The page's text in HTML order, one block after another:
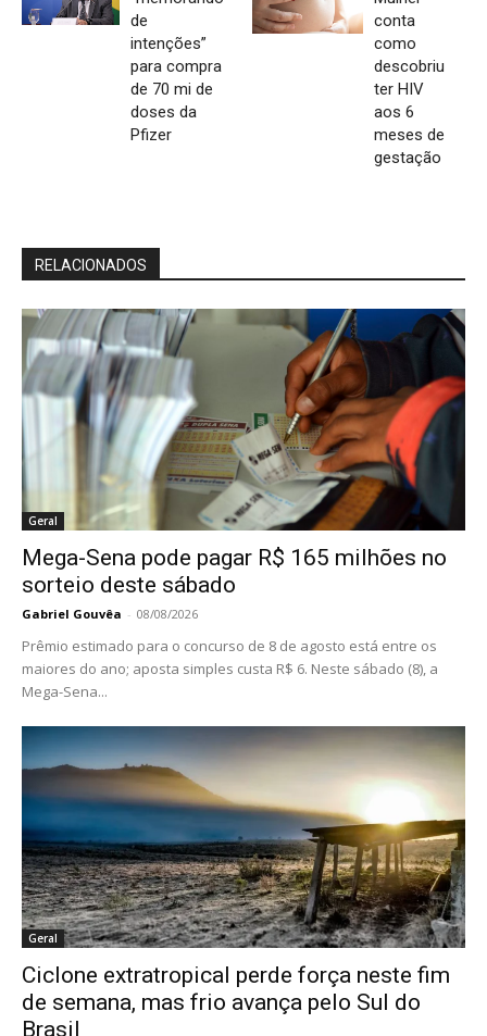
de
intenções”
para compra
de 70 mi de
doses da
Pfizer
conta
como
descobriu
ter HIV
aos 6
meses de
gestação
RELACIONADOS
Geral
Mega-Sena pode pagar R$ 165 milhões no
sorteio deste sábado
Gabriel Gouvêa - 08/08/2026
Prêmio estimado para o concurso de 8 de agosto está entre os
maiores do ano; aposta simples custa R$ 6. Neste sábado (8), a
Mega-Sena...
Geral
Ciclone extratropical perde força neste fim
de semana, mas frio avança pelo Sul do
Brasil